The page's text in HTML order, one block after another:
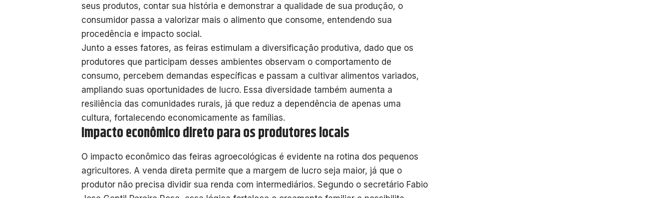
seus produtos, contar sua história e demonstrar a qualidade de sua produção, o
consumidor passa a valorizar mais o alimento que consome, entendendo sua
procedência e impacto social.
Junto a esses fatores, as feiras estimulam a diversificação produtiva, dado que os
produtores que participam desses ambientes observam o comportamento de
consumo, percebem demandas específicas e passam a cultivar alimentos variados,
ampliando suas oportunidades de lucro. Essa diversidade também aumenta a
resiliência das comunidades rurais, já que reduz a dependência de apenas uma
cultura, fortalecendo economicamente as famílias.
Impacto econômico direto para os produtores locais
O impacto econômico das feiras agroecológicas é evidente na rotina dos pequenos
agricultores. A venda direta permite que a margem de lucro seja maior, já que o
produtor não precisa dividir sua renda com intermediários. Segundo o secretário Fabio